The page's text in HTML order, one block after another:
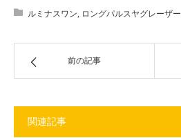
ルミナスワン, ロングパルスヤグレーザー
前の記事
関連記事